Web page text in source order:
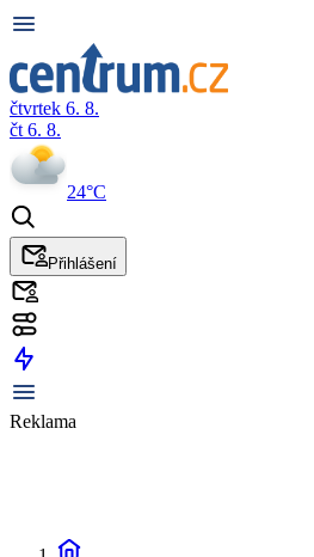
čtvrtek 6. 8.
čt 6. 8.
24°C
Přihlášení
Reklama